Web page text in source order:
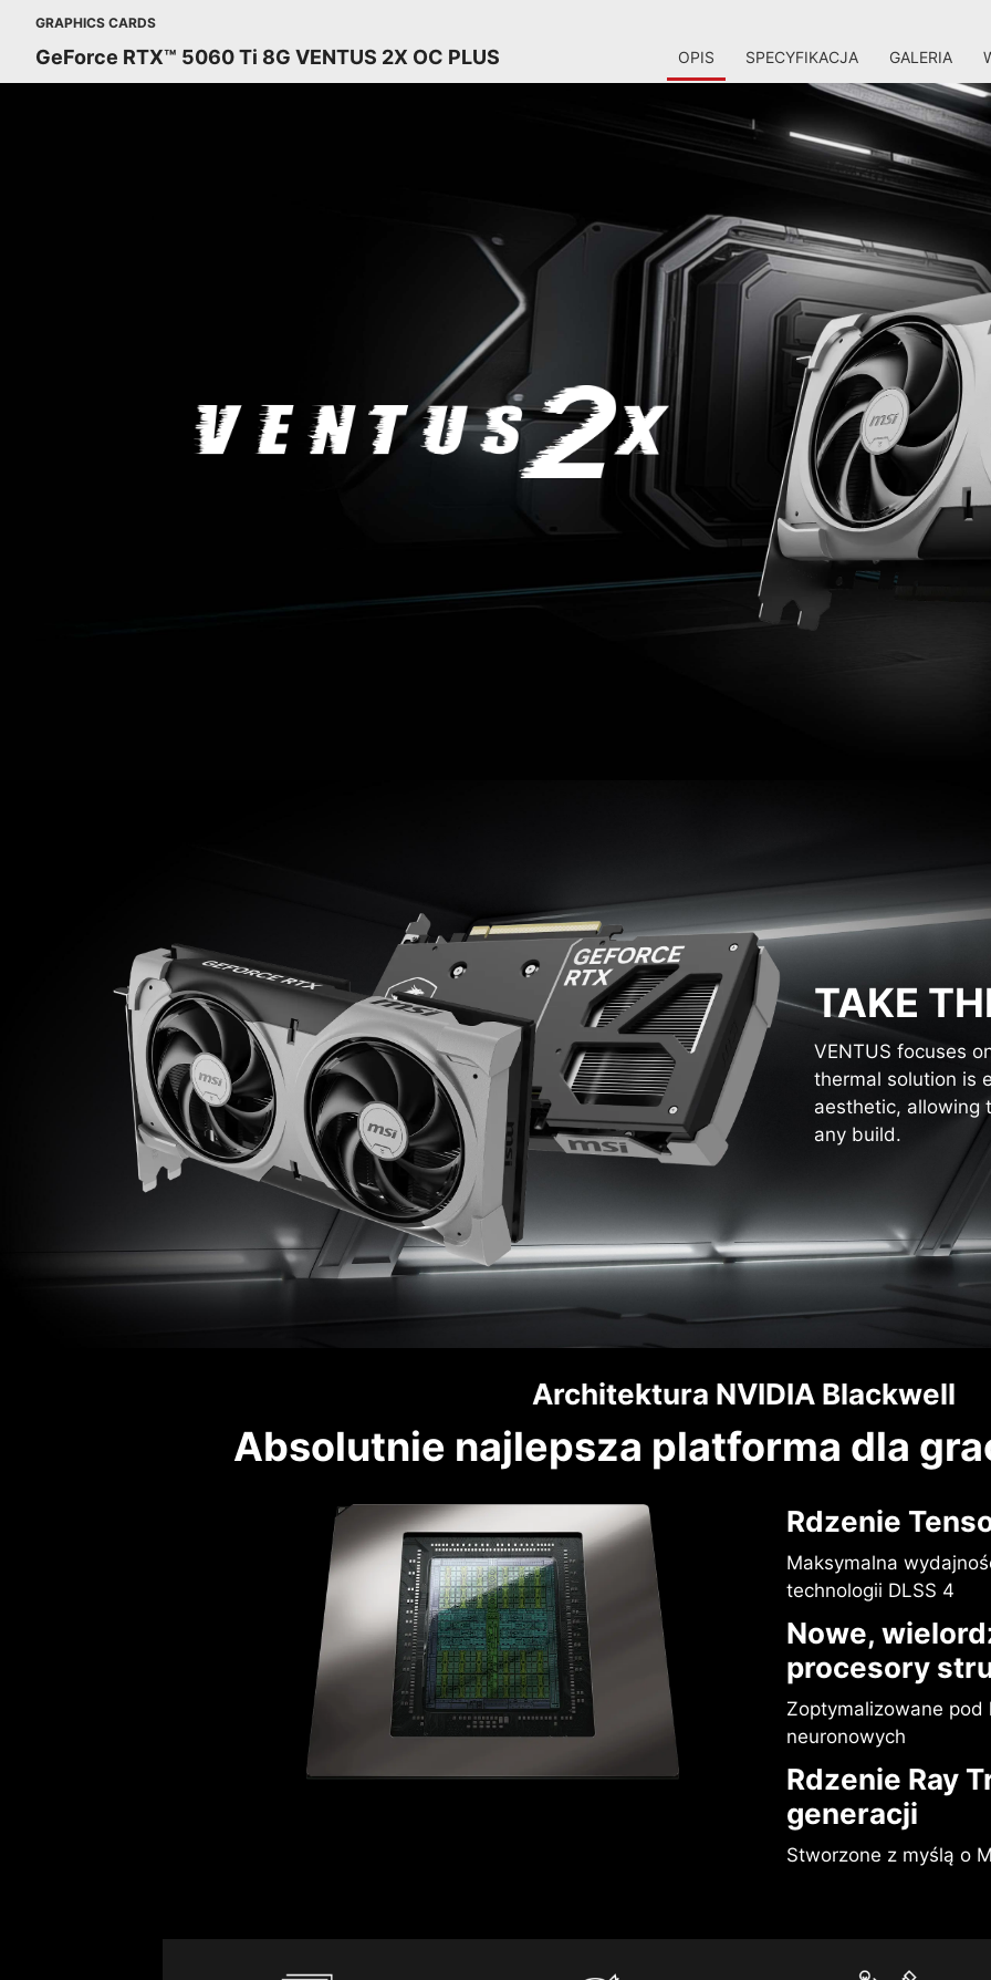
GRAPHICS CARDS
GeForce RTX™ 5060 Ti 8G VENTUS 2X OC PLUS OPIS SPECYFIKACJA GALERIA
TAKE
VENTUS focuses
thermal solution is
aesthetic, allowing
any build.
Architektura NVIDIA Blackwell
Absolutnie najlepsza platforma dla
Rdzenie
Maksymalna
technologii DLSS 4
Nowe,
procesory
Zoptymalizowane pod
neuronowych
Rdzenie Ray
generacji
Stworzone z myślą o